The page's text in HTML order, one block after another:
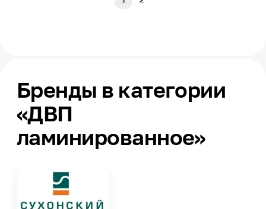
Бренды в категории
«ДВП
ламинированное»